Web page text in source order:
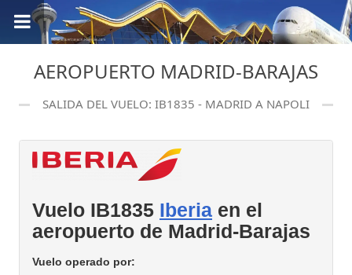
AEROPUERTO MADRID-BARAJAS
SALIDA DEL VUELO: IB1835 - MADRID A NAPOLI
Vuelo IB1835 Iberia en el
aeropuerto de Madrid-Barajas
Vuelo operado por: